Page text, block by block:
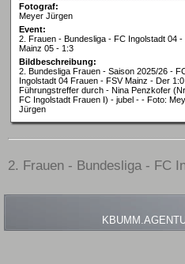
Fotograf:
Meyer Jürgen
Event:
2. Frauen - Bundesliga - FC Ingolstadt 04 -
Mainz 05 - 1:3
Bildbeschreibung:
2. Bundesliga Frauen - Saison 2025/26 -
Ingolstadt 04 Frauen - FSV Mainz - Der 1:0
Führungstreffer durch - Nina Penzkofer
FC Ingolstadt Frauen I) - jubel - - Foto:
Jürgen
2. Frauen - Bundesliga - FC